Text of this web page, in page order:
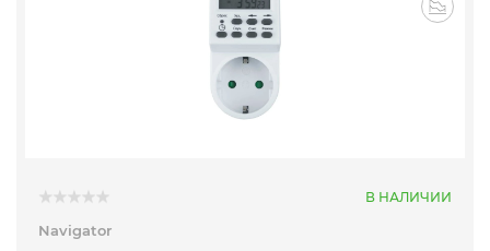
В НАЛИЧИИ
Navigator